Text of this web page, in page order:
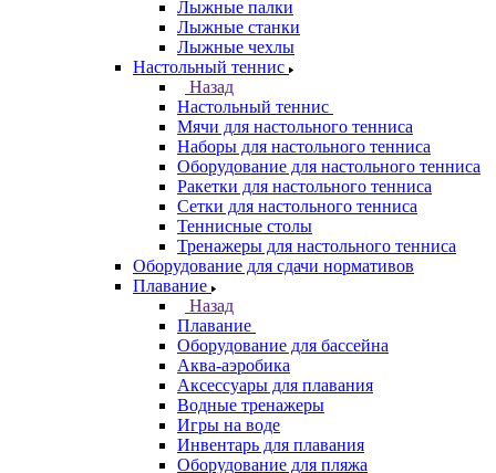
Лыжные палки
Лыжные станки
Лыжные чехлы
Настольный теннис
Назад
Настольный теннис
Мячи для настольного тенниса
Наборы для настольного тенниса
Оборудование для настольного тенниса
Ракетки для настольного тенниса
Сетки для настольного тенниса
Теннисные столы
Тренажеры для настольного тенниса
Оборудование для сдачи нормативов
Плавание
Назад
Плавание
Оборудование для бассейна
Аква-аэробика
Аксессуары для плавания
Водные тренажеры
Игры на воде
Инвентарь для плавания
Оборудование для пляжа